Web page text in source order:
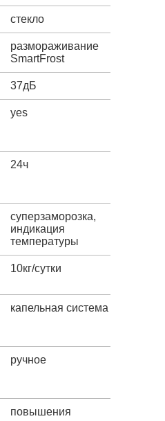
стекло
размораживание
SmartFrost
37дБ
yes
24ч
суперзаморозка,
индикация
температуры
10кг/сутки
капельная система
ручное
повышения